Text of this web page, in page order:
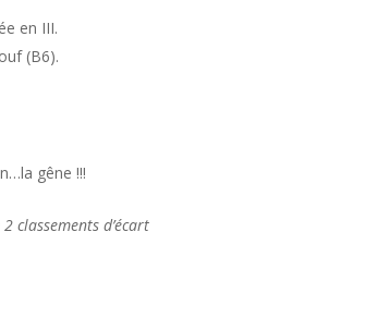
en III.
(B6).
gêne !!!
classements d’écart